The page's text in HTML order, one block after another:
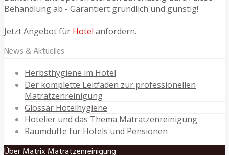
Behandlung ab - Garantiert gründlich und günstig!
Jetzt Angebot für Hotel anfordern.
News & Aktuelles
Herbsthygiene im Hotel
Der komplette Leitfaden zur professionellen
Matratzenreinigung
Glossar Hotelhygiene
Hotelier und das Thema Matratzenreinigung
Raumdüfte für Hotels und Pensionen
Über Matrix Matratzenreinigung